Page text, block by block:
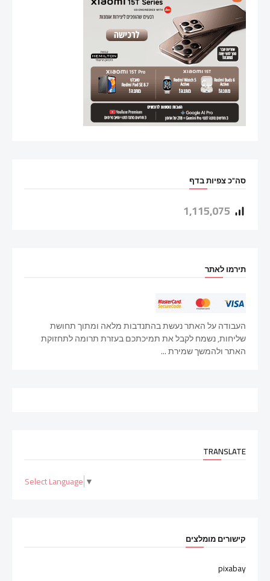
סה"כ צפיות בדף
1,115,075
תירמו לאתר
העבודה על האתר נעשת בהתנדבות מלאה ומתוך תחושת
שליחות, נשמח לקבל את תמיכתכם בעזרת תרומה לתחזוקת
האתר ולהמשך שמירת ...
TRANSLATE
Select Language ▼
קישורים מומלצים
pixabay